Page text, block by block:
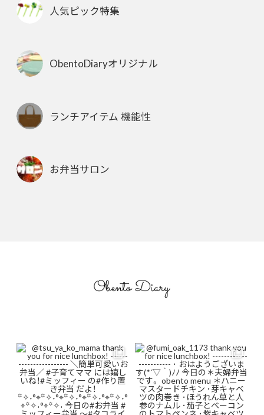
人気ピック特集
ObentoDiaryオリジナル
ランチアイテム 機能性
お弁当サロン